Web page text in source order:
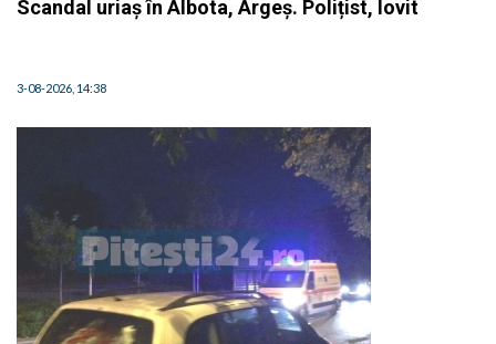
Scandal uriaș în Albota, Argeș. Polițist, lovit
3-08-2026, 14:38